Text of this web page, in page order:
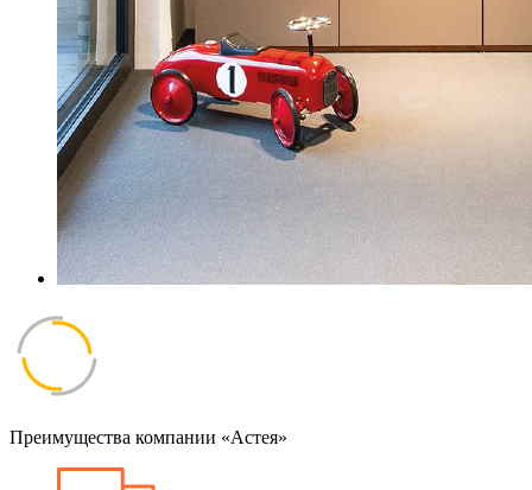
Преимущества компании «Астея»